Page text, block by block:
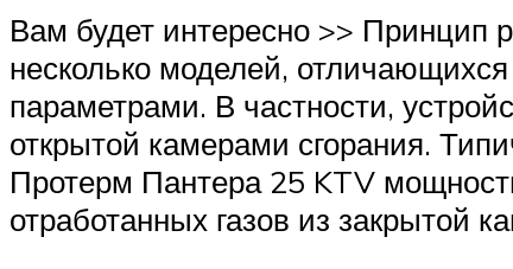
Вам будет интересно >> Принцип
несколько моделей,
параметрами. В частности,
открытой камерами сгорания.
Протерм Пантера 25 KTV
отработанных газов из закрытой